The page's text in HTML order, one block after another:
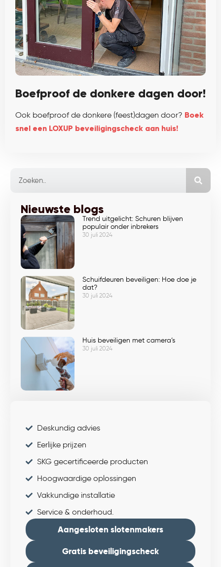
Boefproof de donkere dagen door!
Ook boefproof de donkere (feest)dagen door? Boek
snel een LOXUP beveiligingscheck aan huis!
Nieuwste blogs
Trend uitgelicht: Schuren blijven
populair onder inbrekers
30 juli 2024
Schuifdeuren beveiligen: Hoe doe je
dat?
30 juli 2024
Huis beveiligen met camera’s
30 juli 2024
Deskundig advies
Eerlijke prijzen
SKG gecertificeerde producten
Hoogwaardige oplossingen
Vakkundige installatie
Service & onderhoud.
Aangesloten slotenmakers
Gratis beveiligingscheck